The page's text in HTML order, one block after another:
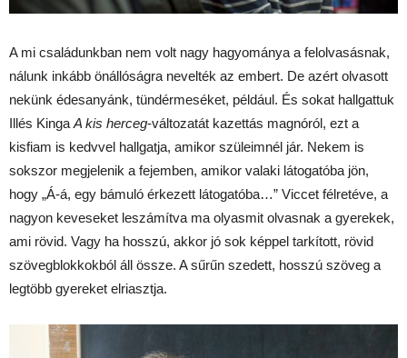
A mi családunkban nem volt nagy hagyománya a felolvasásnak,
nálunk inkább önállóságra nevelték az embert. De azért olvasott
nekünk édesanyánk, tündérmeséket, például. És sokat hallgattuk
Illés Kinga A kis herceg-változatát kazettás magnóról, ezt a
kisfiam is kedvvel hallgatja, amikor szüleimnél jár. Nekem is
sokszor megjelenik a fejemben, amikor valaki látogatóba jön,
hogy „Á-á, egy bámuló érkezett látogatóba…” Viccet félretéve, a
nagyon keveseket leszámítva ma olyasmit olvasnak a gyerekek,
ami rövid. Vagy ha hosszú, akkor jó sok képpel tarkított, rövid
szövegblokkokból áll össze. A sűrűn szedett, hosszú szöveg a
legtöbb gyereket elriasztja.